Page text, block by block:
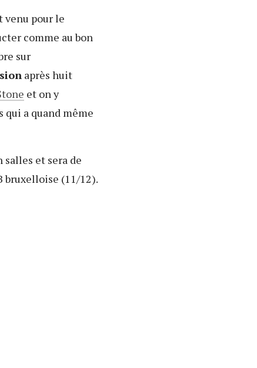
venu pour le
comme au bon
sur
après huit
et on y
qui a quand même
salles et sera de
bruxelloise (11/12).